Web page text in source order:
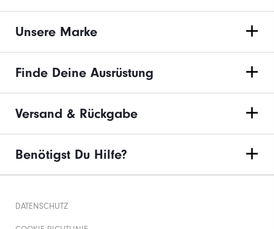
Unsere Marke
Finde Deine Ausrüstung
Versand & Rückgabe
Benötigst Du Hilfe?
DATENSCHUTZ